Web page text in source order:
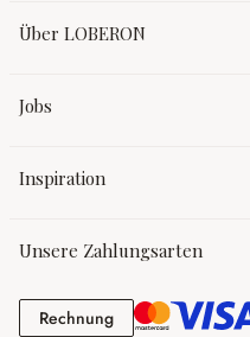
Über LOBERON
Jobs
Inspiration
Unsere Zahlungsarten
RechnungRechnung